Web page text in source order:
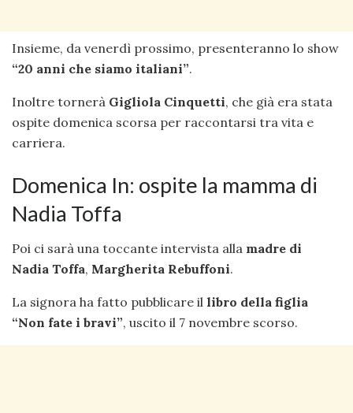
Insieme, da venerdì prossimo, presenteranno lo show
“20 anni che siamo italiani”.
Inoltre tornerà Gigliola Cinquetti, che già era stata
ospite domenica scorsa per raccontarsi tra vita e
carriera.
Domenica In: ospite la mamma di
Nadia Toffa
Poi ci sarà una toccante intervista alla madre di
Nadia Toffa, Margherita Rebuffoni.
La signora ha fatto pubblicare il libro della figlia
“Non fate i bravi”, uscito il 7 novembre scorso.